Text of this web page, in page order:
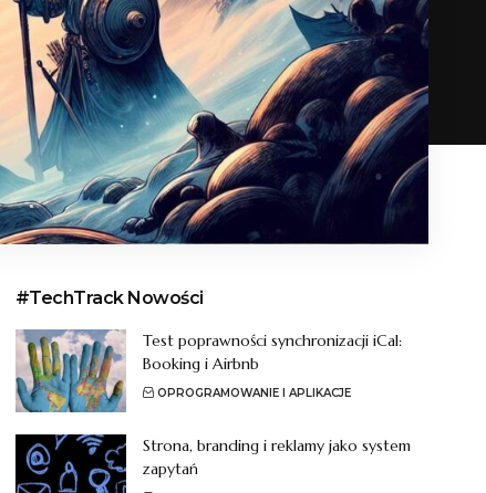
#TechTrack Nowości
Test poprawności synchronizacji iCal:
Booking i Airbnb
OPROGRAMOWANIE I APLIKACJE
Strona, branding i reklamy jako system
zapytań